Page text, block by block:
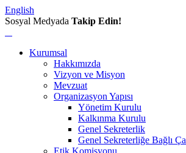
English
Sosyal Medyada Takip Edin!
Kurumsal
Hakkımızda
Vizyon ve Misyon
Mevzuat
Organizasyon Yapısı
Yönetim Kurulu
Kalkınma Kurulu
Genel Sekreterlik
Genel Sekreterliğe Bağlı
Etik Komisyonu